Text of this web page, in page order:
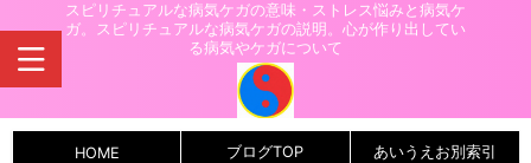
スピリチュアルな病気ケガの意味・ストレス悩みと病気ケ
ガ。スピリチュアルな病気ケガの説明。心が作り出してい
る病気やケガについて
HOME ブログTOP あいうえお別索引